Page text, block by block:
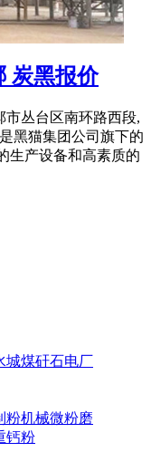
炭黑报价
市丛台区南环路西段,
黑猫集团公司旗下的
生产设备和高素质的
城煤矸石电厂
粉机械微粉磨
钙粉